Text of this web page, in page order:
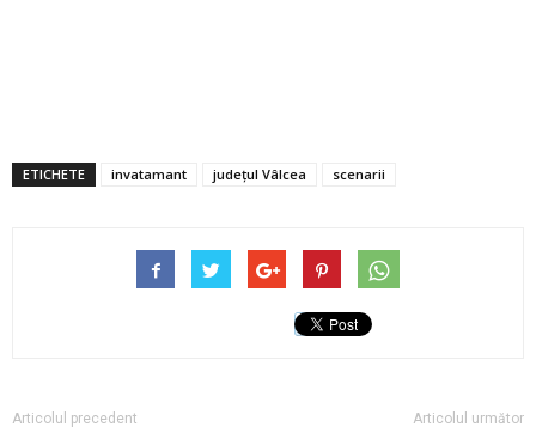
ETICHETE invatamant județul Vâlcea scenarii
Articolul precedent Articolul următor